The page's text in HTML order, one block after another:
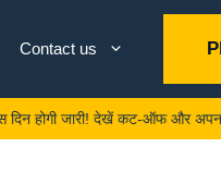
Contact us
जारी! देखें कट-ऑफ और अपना नाम चेक